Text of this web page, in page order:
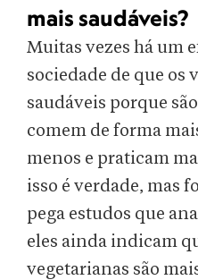
mais saudáveis?
Muitas vezes há um
sociedade de que os
saudáveis porque
comem de forma
menos e praticam
isso é verdade, mas
pega estudos que
eles ainda indicam
vegetarianas são